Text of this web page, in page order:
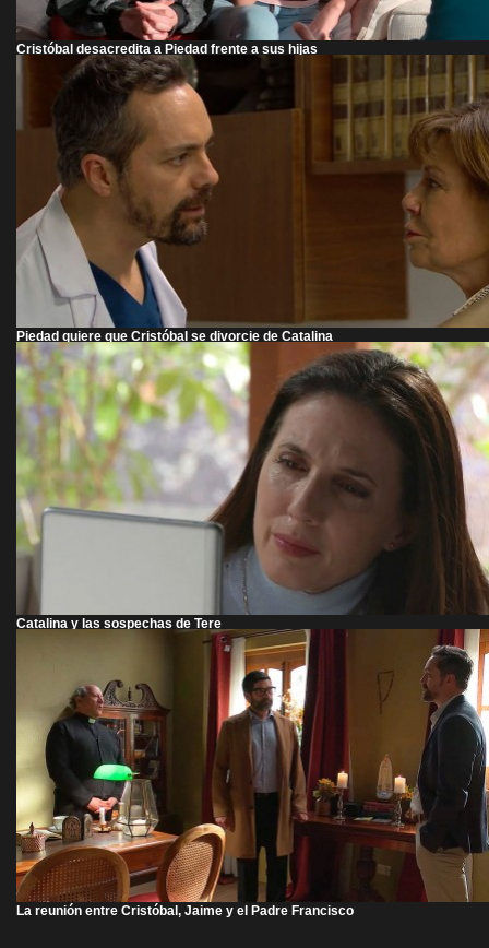
Cristóbal desacredita a Piedad frente a sus hijas
Piedad quiere que Cristóbal se divorcie de Catalina
Catalina y las sospechas de Tere
La reunión entre Cristóbal, Jaime y el Padre Francisco